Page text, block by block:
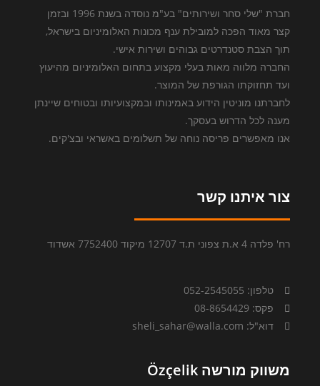
חברת "שלי סחר ושירותים" בע"מ נוסדה בשנת 1996 ובזמן
קצר מאוד הפכה למובילת ענף מכונות האלומיניום בישראל,
תוך הצבת סטנדרטים גבוהים ושירות אישי.
החברה מלווה מאות בעלי מקצוע בתחום האלומיניום מהיעוץ
ועד תחזוקתו הגורפת של המוצר.
לחברתנו מוניטין הידוע באמינותו ובמקצועיותו ובטוחים שיינתן
מענה לכל הדרוש בעסקך.
אנו מאפשרים פריסה נוחה של תשלומים באשראי ובצ'קים.
צור איתנו קשר
רח' פלדה 4 א.ת צפוני ת.ד 12707 מיקוד 7752400 אשדוד
טלפון: 052-2545055
פקס: 08-8654429
דוא"ל: sheli_sahar@walla.com
משווק מורשה Özçelik